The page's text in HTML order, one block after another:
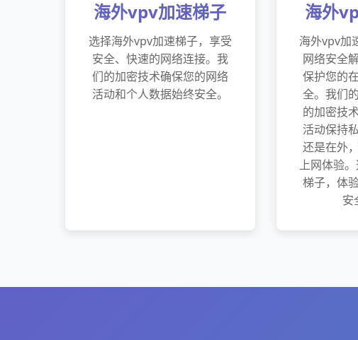
海外vpv加速梯子
选择海外vpv加速梯子，享受
安全、快速的网络连接。我
们的加密技术确保您的网络
活动和个人数据始终安全。
海外
海外vpv加
网络安全
保护您的
全。我们
的加密技
活动保持
还是在外
上网体验
梯子，体
安